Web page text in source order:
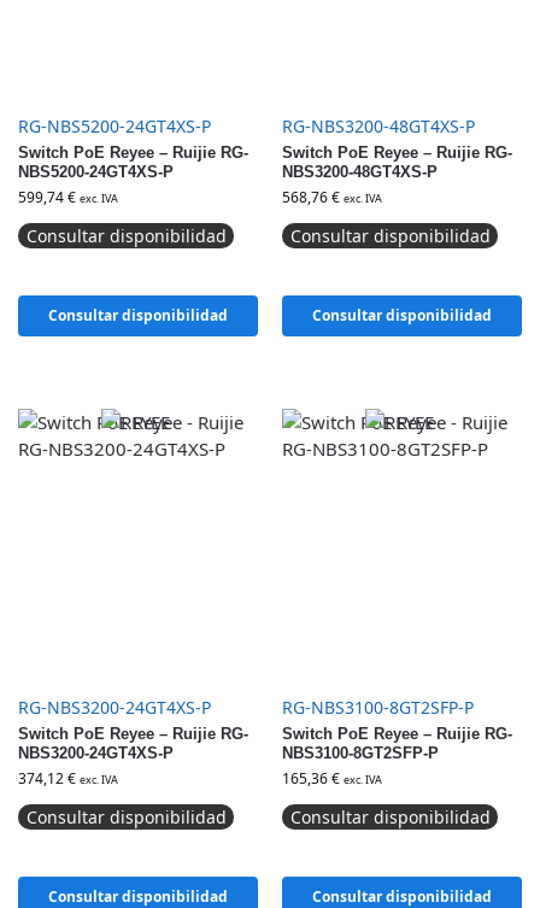
RG-NBS5200-24GT4XS-P
Switch PoE Reyee – Ruijie RG-
NBS5200-24GT4XS-P
599,74€ exc. IVA
Consultar disponibilidad
Consultar disponibilidad
RG-NBS3200-48GT4XS-P
Switch PoE Reyee – Ruijie RG-
NBS3200-48GT4XS-P
568,76€ exc. IVA
Consultar disponibilidad
Consultar disponibilidad
RG-NBS3200-24GT4XS-P
Switch PoE Reyee – Ruijie RG-
NBS3200-24GT4XS-P
374,12€ exc. IVA
Consultar disponibilidad
Consultar disponibilidad
RG-NBS3100-8GT2SFP-P
Switch PoE Reyee – Ruijie RG-
NBS3100-8GT2SFP-P
165,36€ exc. IVA
Consultar disponibilidad
Consultar disponibilidad